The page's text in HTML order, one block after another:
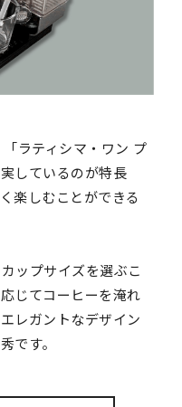
ラティシマ・ワン プ
しているのが特長
楽しむことができる
ップサイズを選ぶこ
じてコーヒーを淹れ
レガントなデザイン
です。